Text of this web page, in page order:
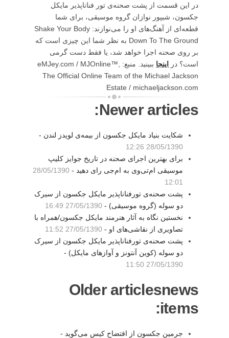
در این قسمت از پشت صحنه‌ی تور فناناپذیر مایکل
جکسون، شیپور نوازان گروه موسیقی، برای شما
قطعه‌ای از آهنگ‌های او را می‌نوازند: Shake Your Body
Down To The Ground به نظر شما این چیزی است که
بر روی صحنه اجرا خواهد شد، یا فقط دست گرمی
است؟ در
اینجا
ببینید. منبع: eMJey.com / MJOnline™,
The Official Online Team of the Michael Jackson
Estate / michaeljackson.com
Newer articles:
شکایت بنیاد مایکل جکسون از بیمه‌ی لویدز لندن -
28/05/1390 12:26
برای بهترین اجرای صحنه در تاریخ جوایز کلیپ
موسیقی ام‌تی‌وی به ام‌جی رای دهید - 28/05/1390
12:01
پشت صحنه‌ی تورفناناپذیر مایکل جکسون از سیرک
دو سوله (گروه موسیقی) - 27/05/1390 16:49
نخستین نگاه به آثار هنرمند مایکل جکسون/همراه با
تصاویری از نقاشی‌های او - 27/05/1390 11:52
پشت صحنه‌ی تورفناناپذیر مایکل جکسون از سیرک
دو سوله (کوین آنتونز و آوازهای مایکل) -
27/05/1390 11:50
Older articlesnews
items:
جرمین جکسون از افتضاح کیس می‌گوید -